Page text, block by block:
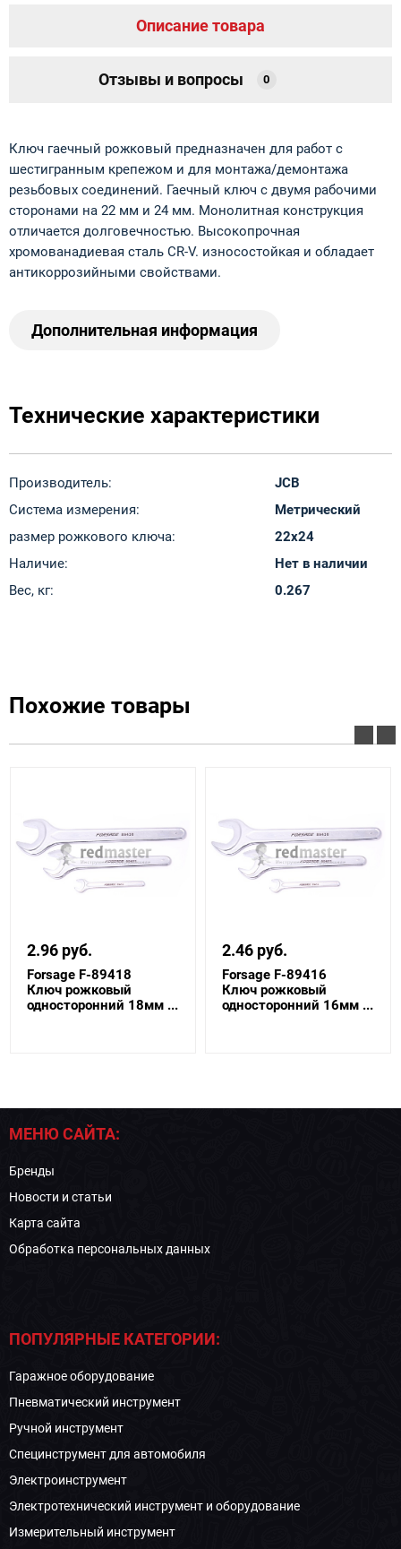
Описание товара
Отзывы и вопросы 0
Ключ гаечный рожковый предназначен для работ с
шестигранным крепежом и для монтажа/демонтажа
резьбовых соединений. Гаечный ключ с двумя рабочими
сторонами на 22 мм и 24 мм. Монолитная конструкция
отличается долговечностью. Высокопрочная
хромованадиевая сталь CR-V. износостойкая и обладает
антикоррозийными свойствами.
Дополнительная информация
Технические характеристики
Производитель:
JCB
Система измерения:
Метрический
размер рожкового ключа:
22x24
Наличие:
Нет в наличии
Вес, кг:
0.267
Похожие товары
2.96 руб.
Forsage F-89418
Ключ рожковый
односторонний 18мм ...
2.46 руб.
Forsage F-89416
Ключ рожковый
односторонний 16мм ...
МЕНЮ САЙТА:
Бренды
Новости и статьи
Карта сайта
Обработка персональных данных
ПОПУЛЯРНЫЕ КАТЕГОРИИ:
Гаражное оборудование
Пневматический инструмент
Ручной инструмент
Специнструмент для автомобиля
Электроинструмент
Электротехнический инструмент и оборудование
Измерительный инструмент